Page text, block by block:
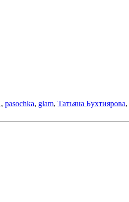
, pasochka, glam, Татьяна Бухтиярова,